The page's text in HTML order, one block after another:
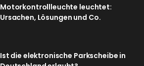
Motorkontrollleuchte leuchtet:
Ursachen, Lösungen und Co.
Ist die elektronische Parkscheibe in